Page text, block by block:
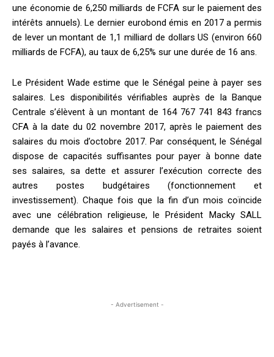
une économie de 6,250 milliards de FCFA sur le paiement des
intérêts annuels). Le dernier eurobond émis en 2017 a permis
de lever un montant de 1,1 milliard de dollars US (environ 660
milliards de FCFA), au taux de 6,25% sur une durée de 16 ans.
Le Président Wade estime que le Sénégal peine à payer ses
salaires. Les disponibilités vérifiables auprès de la Banque
Centrale s’élèvent à un montant de 164 767 741 843 francs
CFA à la date du 02 novembre 2017, après le paiement des
salaires du mois d’octobre 2017. Par conséquent, le Sénégal
dispose de capacités suffisantes pour payer à bonne date
ses salaires, sa dette et assurer l’exécution correcte des
autres postes budgétaires (fonctionnement et
investissement). Chaque fois que la fin d’un mois coïncide
avec une célébration religieuse, le Président Macky SALL
demande que les salaires et pensions de retraites soient
payés à l’avance.
- Advertisement -